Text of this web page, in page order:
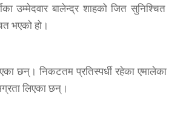
उम्मेदवार बालेन्द्र शाहको जित
भएको हो।
छन्। निकटतम प्रतिस्पर्धी रहेका
लिएका छन्।